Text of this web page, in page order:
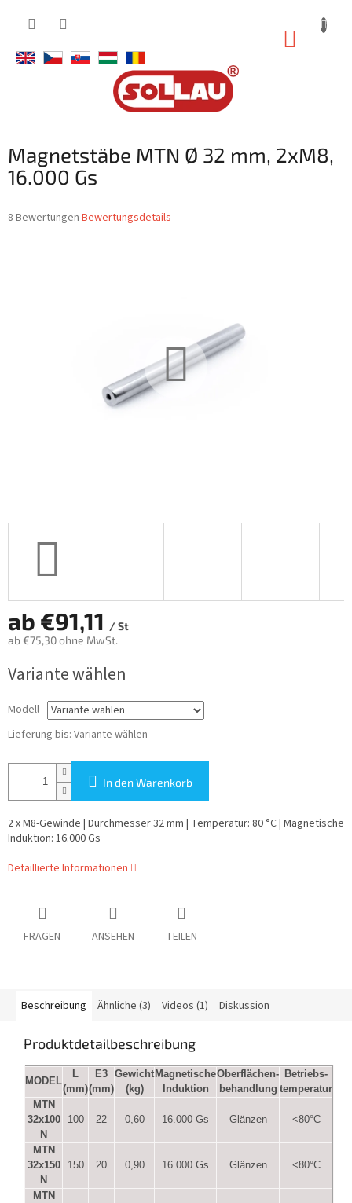
Magnetstäbe MTN Ø 32 mm, 2xM8,
16.000 Gs
Die
8 Bewertungen Bewertungsdetails
ab €91,11 / St
ab €75,30ohne MwSt.
Variante wählen
Modell
Lieferung bis: Variante wählen
In den Warenkorb
2 x M8-Gewinde | Durchmesser 32 mm | Temperatur: 80 °C | Magnetische
Induktion: 16.000 Gs
Detaillierte Informationen
FRAGEN ANSEHEN TEILEN
Beschreibung Ähnliche (3) Videos (1) Diskussion
Produktdetailbeschreibung
MODEL
L
(mm)
E3
(mm)
Gewicht
(kg)
Magnetische
Induktion
Oberflächen-
behandlung
Betriebs-
temperatur
MTN
32x100
N
100 22 0,60 16.000 Gs Glänzen <80°C
MTN
32x150
N
150 20 0,90 16.000 Gs Glänzen <80°C
MTN